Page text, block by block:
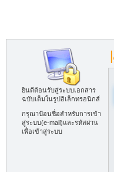
ยินดีต้อนรับสู่ระบบเอกสาร
ฉบับเต็มในรูปอิเล็กทรอนิกส์
กรุณาป้อนชื่อสำหรับการเข้า
สู่ระบบ(e-mail)และรหัสผ่าน
เพื่อเข้าสู่ระบบ